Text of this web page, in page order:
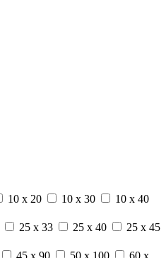
10 x 20 10 x 30
10 x 40
25 x 33 25 x 40
25 x 45
45 x 90 50 x 100
60 x